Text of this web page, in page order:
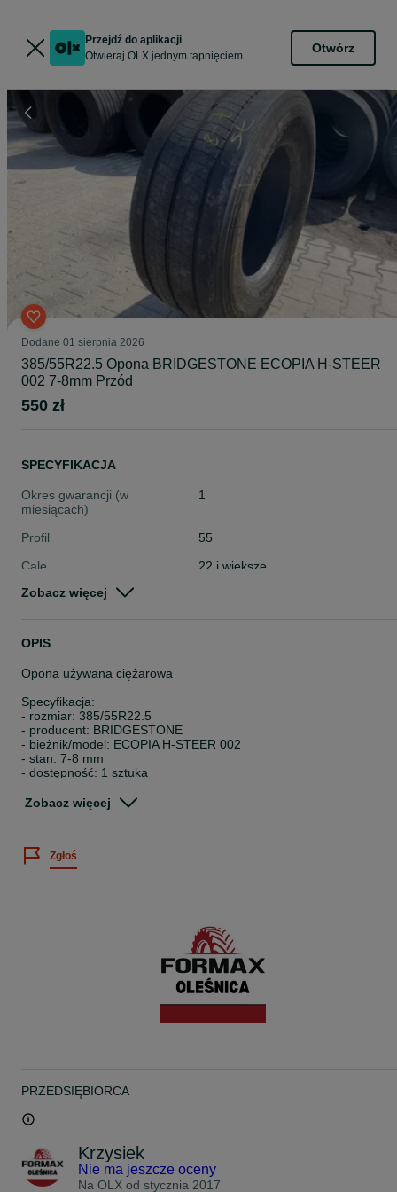
Przejdź do aplikacji
Otwieraj OLX jednym tapnięciem
Otwórz
Dodane 01 sierpnia 2026
385/55R22.5 Opona BRIDGESTONE ECOPIA H-STEER
002 7-8mm Przód
550 zł
SPECYFIKACJA
Okres gwarancji (w
miesiącach)
1
Profil
55
Cale
22 i większe
Stan
Pojazd
Szerokość
Zobacz więcej
OPIS
Opona używana ciężarowa
Specyfikacja:
- rozmiar: 385/55R22.5
- producent: BRIDGESTONE
- bieżnik/model: ECOPIA H-STEER 002
- stan: 7-8 mm
- dostępność: 1 sztuka
- wszystkie oferowane opony objęte są gwarancją rozruchową,
- każda opona przed wysłaniem sprawdzana jest ciśnieniowo.
W ofercie posiadamy tysiące opon!
- opony używane ciężarowe (ciągniki siodłowe, naczepy,
Adres firmy:
Formax S.C. Serwis Opon
Dąbrowa 1
Czynne:
Pon.-Pt.: 8-17
Zobacz więcej
Zgłoś
PRZEDSIĘBIORCA
Krzysiek
Nie ma jeszcze oceny
Na OLX od stycznia 2017